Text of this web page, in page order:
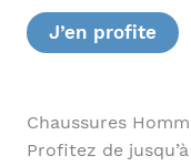
J’en profite
Chaussures
Profitez de